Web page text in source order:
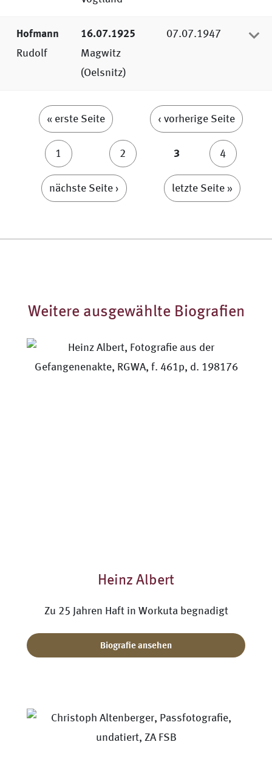
Hofmann
Rudolf
16.07.1925
Magwitz
(Oelsnitz)
07.07.1947
Seiten« erste Seite ‹ vorherige Seite
1 2 3 4
nächste Seite › letzte Seite »
Weitere ausgewählte Biografien
Heinz Albert
Zu 25 Jahren Haft in Workuta begnadigt
Biografie ansehen